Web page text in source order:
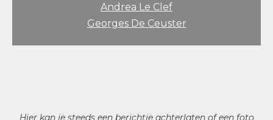
Andrea Le Clef
Georges De Ceuster
Hier kan je steeds een berichtje achterlaten of een foto